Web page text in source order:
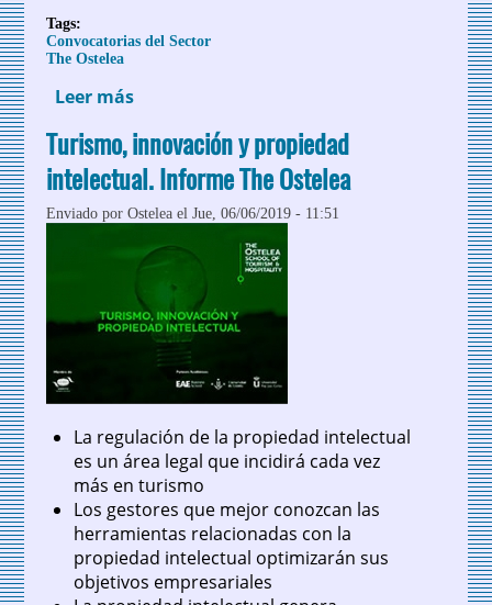
Tags:
Convocatorias del Sector
The Ostelea
Leer más
Turismo, innovación y propiedad
intelectual. Informe The Ostelea
Enviado porOstelea el Jue, 06/06/2019 - 11:51
La regulación de la propiedad intelectual
es un área legal que incidirá cada vez
más en turismo
Los gestores que mejor conozcan las
herramientas relacionadas con la
propiedad intelectual optimizarán sus
objetivos empresariales